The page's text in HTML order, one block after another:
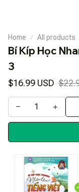
Home All products
Bí Kíp Học
3
$16.99 USD